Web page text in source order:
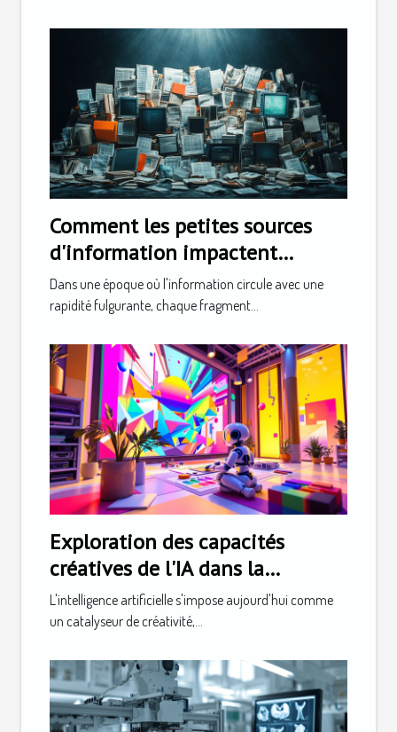
Comment les petites sources
d'information impactent
grandement la société
Dans une époque où l'information circule avec une
rapidité fulgurante, chaque fragment...
Exploration des capacités
créatives de l'IA dans la
génération d'images et de logos
L'intelligence artificielle s'impose aujourd'hui comme
un catalyseur de créativité,...